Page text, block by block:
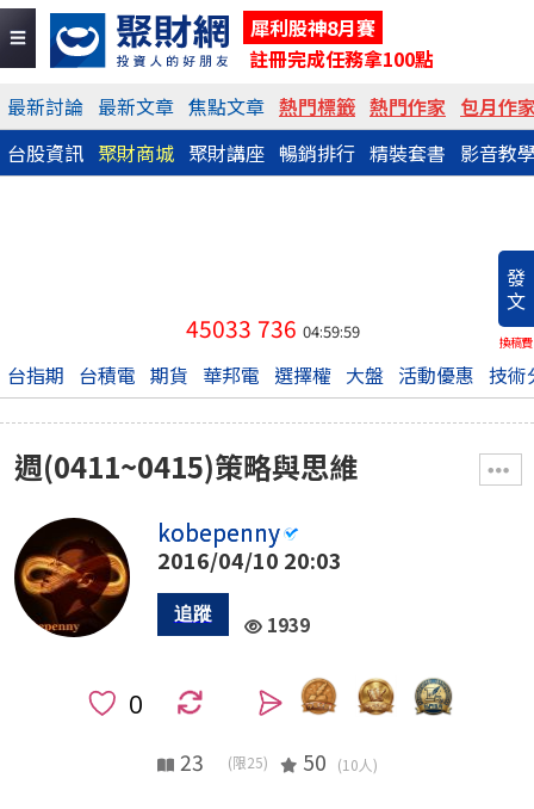
犀利股神8月賽
註冊完成任務拿100點
最新討論 最新文章 焦點文章 熱門標籤 熱門作家 包月作
台股資訊 聚財商城 聚財講座 暢銷排行 精裝套書 影音教
發
文
換稿費
45033 736 04:59:59
台指期 台積電 期貨 華邦電 選擇權 大盤 活動優惠 技術
週(0411~0415)策略與思維
kobepenny
2016/04/10 20:03
1939
23 (限25) 50 (10人)